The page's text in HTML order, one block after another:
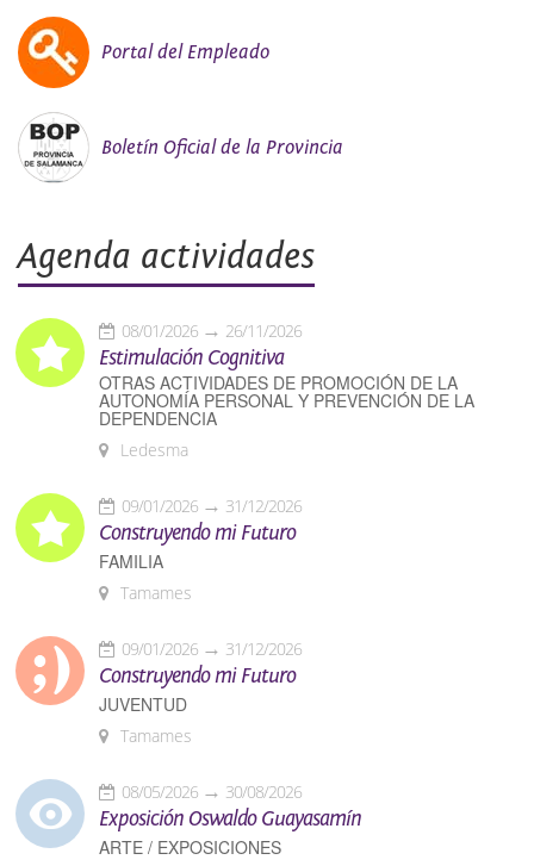
Portal del Empleado
Boletín Oficial de la Provincia
Agenda actividades
08/01/2026 26/11/2026
Estimulación Cognitiva
OTRAS ACTIVIDADES DE PROMOCIÓN DE LA
AUTONOMÍA PERSONAL Y PREVENCIÓN DE LA
DEPENDENCIA
Ledesma
09/01/2026 31/12/2026
Construyendo mi Futuro
FAMILIA
Tamames
09/01/2026 31/12/2026
Construyendo mi Futuro
JUVENTUD
Tamames
08/05/2026 30/08/2026
Exposición Oswaldo Guayasamín
ARTE / EXPOSICIONES